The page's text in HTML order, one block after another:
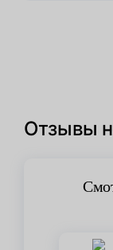
Отзывы